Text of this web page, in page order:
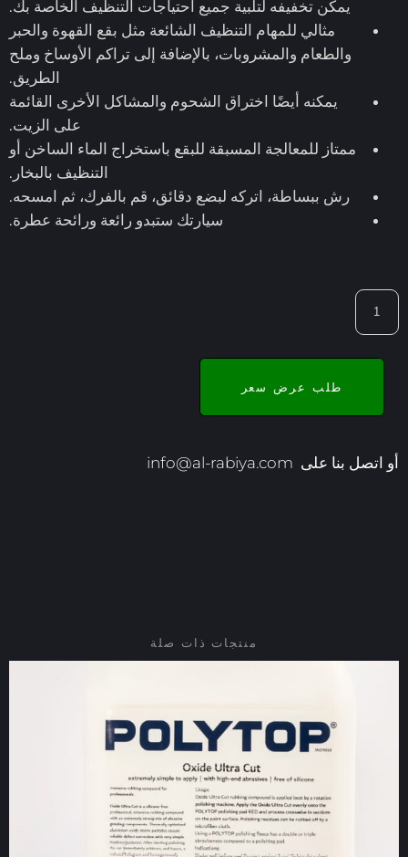
يمكن تخفيفه لتلبية جميع احتياجات التنظيف الخاصة بك.
مثالي للمهام التنظيف الشائعة مثل بقع القهوة والحبر
والطعام والمشروبات، بالإضافة إلى تراكم الأوساخ وملح
الطريق.
يمكنه أيضًا اختراق الشحوم والمشاكل الأخرى القائمة
على الزيت.
ممتاز للمعالجة المسبقة للبقع باستخراج الماء الساخن أو
التنظيف بالبخار.
رش ببساطة، اتركه لبضع دقائق، قم بالفرك، ثم امسحه.
سيارتك ستبدو رائعة ورائحة عطرة.
طلب عرض سعر
أو اتصل بنا على info@al-rabiya.com
منتجات ذات صلة